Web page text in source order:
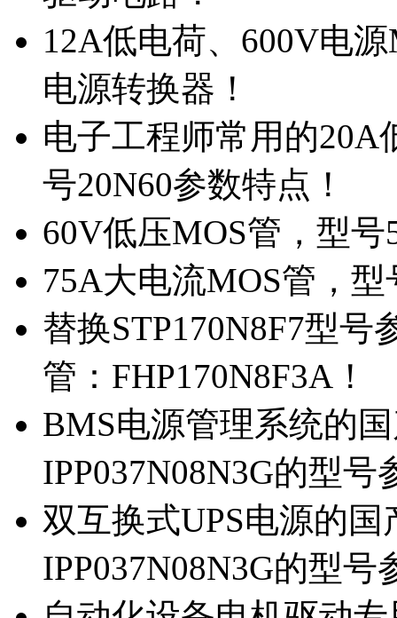
12A低电荷、600V电
电源转换器！
电子工程师常用的20A
号20N60参数特点！
60V低压MOS管，型
75A大电流MOS管，
替换STP170N8F7型
管：FHP170N8F3A！
BMS电源管理系统的
IPP037N08N3G的型号
双互换式UPS电源的
IPP037N08N3G的型号